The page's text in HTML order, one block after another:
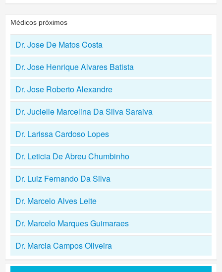
Médicos próximos
Dr. Jose De Matos Costa
Dr. Jose Henrique Alvares Batista
Dr. Jose Roberto Alexandre
Dr. Jucielle Marcelina Da Silva Saraiva
Dr. Larissa Cardoso Lopes
Dr. Leticia De Abreu Chumbinho
Dr. Luiz Fernando Da Silva
Dr. Marcelo Alves Leite
Dr. Marcelo Marques Guimaraes
Dr. Marcia Campos Oliveira